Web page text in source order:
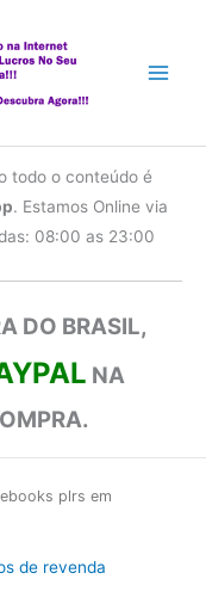
todo o conteúdo é
. Estamos Online via
08:00 as 23:00
DO BRASIL,
NA
plrs em
de revenda